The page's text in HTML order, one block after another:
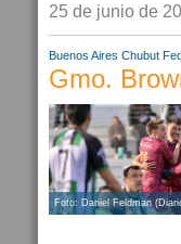
25 de junio de
Buenos Aires Chubut
Gmo.
Foto: Daniel Feldman